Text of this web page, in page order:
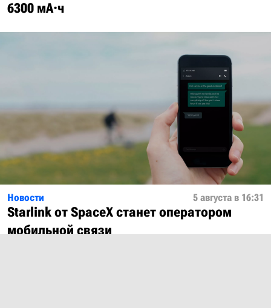
6300 мА·ч
Новости 5 августа в 16:31
Starlink от SpaceX станет оператором
мобильной связи